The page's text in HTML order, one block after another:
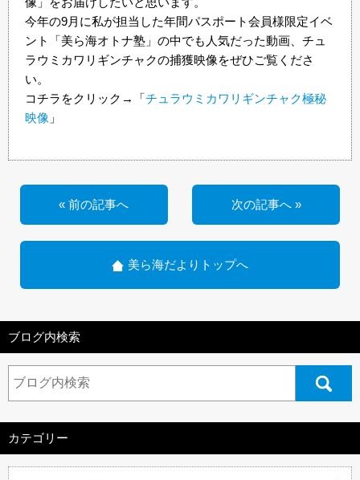
今年の9月に私が担当した年間パスポート会員様限定イベ
ント「美ら海オトナ塾」の中でも人気だった動画、チュ
ラウミカワリギンチャクの捕獲映像をぜひご覧くださ
い。
コチラをクリック→「チュラウミカワリギンチャク極秘
映像 」
« 前の記事へ 次の記事へ »
美ら海だよりトップへ
ブログ内検索
カテゴリー